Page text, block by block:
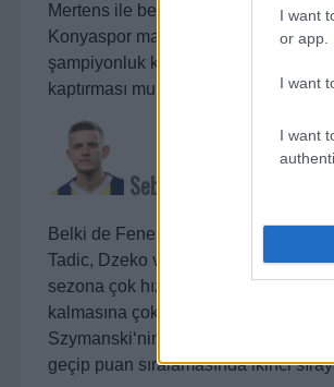
I want
or app.
I want
I want
Mertens ile beraber takımın gol
Konyaspor maçında da bu
şampiyonluk kutlaması olacaktır. Bu
kaptırması muhtemel.
Sebastian Szymanski
Belki de Fenerbahçe’nin bu sezonki
Tadic, Dzeko ve Livakovic gibi üst
sezona çok hızlı başladı ve attığı 9
kalmasına çok büyük bir katkı
Szymanski‘nin elinde. İstanbulspor
geçip puan sıralamasında ikinci